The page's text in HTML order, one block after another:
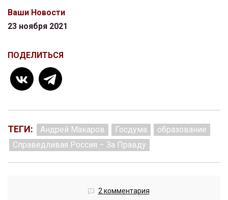
Ваши Новости
23 ноября 2021
ПОДЕЛИТЬСЯ
ТЕГИ: Андрей Макаров Госдума
образование
Справедливая Россия – За Правду
2 комментария